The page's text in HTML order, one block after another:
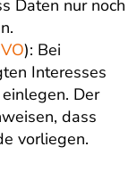
Daten nur noch
): Bei
Interesses
Der
dass
vorliegen.